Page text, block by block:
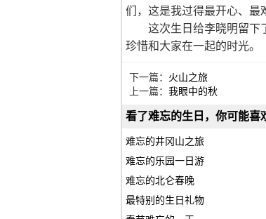
们，这是我过得最开心、最
这次生日给李晓明留下
珍惜和大家在一起的时光。
下一篇： 火山之旅
上一篇： 我眼中的秋
看了难忘的生日，你可能喜
难忘的井冈山之旅
难忘的乐园一日游
难忘的北仑春晚
最特别的生日礼物